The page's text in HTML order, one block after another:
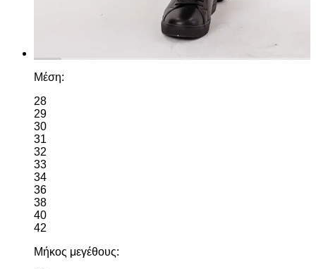
Μέση:
28
29
30
31
32
33
34
36
38
40
42
Μήκος μεγέθους: